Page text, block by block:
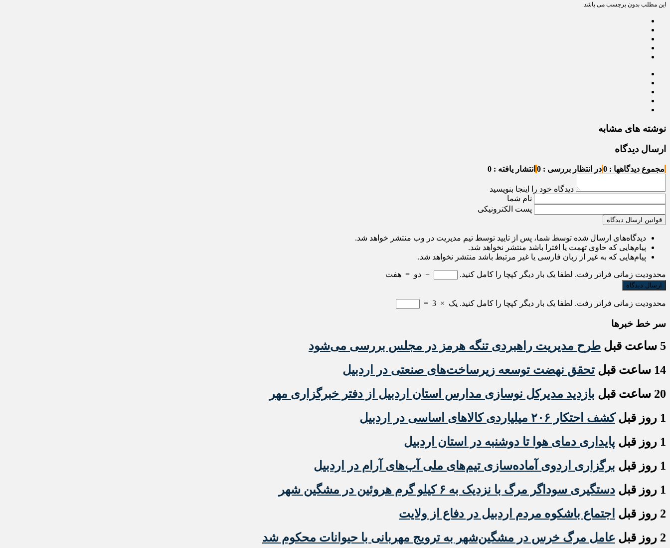
این مطلب بدون برچسب می باشد.
نوشته های مشابه
ارسال دیدگاه
مجموع دیدگاهها : 0 در انتظار بررسی : 0 انتشار یافته : 0
دیدگاه خود را اینجا بنویسید
نام شما
پست الکترونیکی
قوانین ارسال دیدگاه
دیدگاه‌های ارسال شده توسط شما، پس از تایید توسط تیم مدیریت در وب منتشر خواهد شد.
پیام‌هایی که حاوی تهمت یا افترا باشد منتشر نخواهد شد.
پیام‌هایی که به غیر از زبان فارسی یا غیر مرتبط باشد منتشر نخواهد شد.
محدودیت زمانی فراتر رفت. لطفا یک بار دیگر کپچا را کامل کنید. − دو = هفت
محدودیت زمانی فراتر رفت. لطفا یک بار دیگر کپچا را کامل کنید. یک ×
3
=
سر خط خبرها
5 ساعت قبل
طرح مدیریت راهبردی تنگه هرمز در مجلس بررسی می‌شود
14 ساعت قبل
تحقق نهضت توسعه زیرساخت‌های صنعتی در اردبیل
20 ساعت قبل
بازدید مدیرکل نوسازی مدارس استان اردبیل از دفتر خبرگزاری مهر
1 روز قبل
کشف احتکار ۲۰۶ میلیاردی کالاهای اساسی در اردبیل
1 روز قبل
پایداری دمای هوا تا دوشنبه در استان اردبیل
1 روز قبل
برگزاری اردوی آماده‌سازی تیم‌های ملی آب‌های آرام در اردبیل
1 روز قبل
دستگیری سوداگر مرگ با نزدیک به ۶ کیلو گرم هروئین در مشگین شهر
2 روز قبل
اجتماع باشکوه مردم اردبیل در دفاع از ولایت
2 روز قبل
عامل مرگ خرس در مشگین‌شهر به ترویج مهربانی با حیوانات محکوم شد